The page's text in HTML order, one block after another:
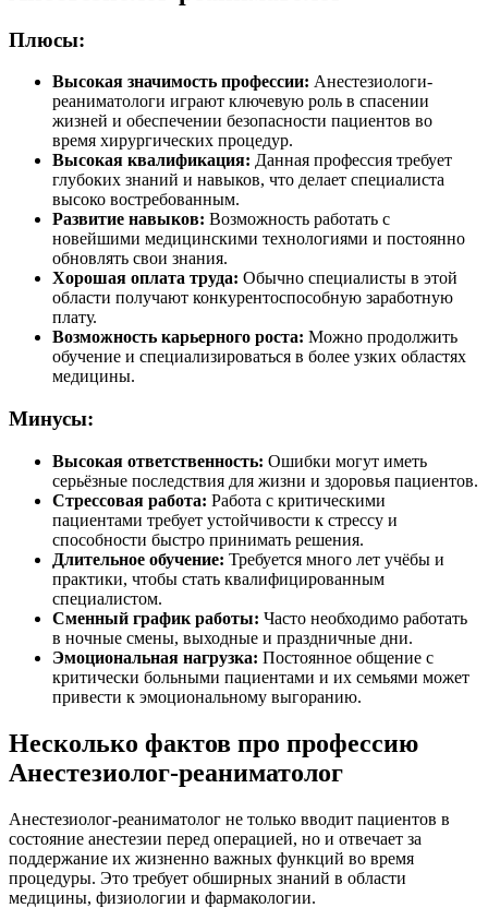
Плюсы:
Высокая значимость профессии: Анестезиологи-
реаниматологи играют ключевую роль в спасении
жизней и обеспечении безопасности пациентов во
время хирургических процедур.
Высокая квалификация: Данная профессия требует
глубоких знаний и навыков, что делает специалиста
высоко востребованным.
Развитие навыков: Возможность работать с
новейшими медицинскими технологиями и постоянно
обновлять свои знания.
Хорошая оплата труда: Обычно специалисты в этой
области получают конкурентоспособную заработную
плату.
Возможность карьерного роста: Можно продолжить
обучение и специализироваться в более узких областях
медицины.
Минусы:
Высокая ответственность: Ошибки могут иметь
серьёзные последствия для жизни и здоровья пациентов.
Стрессовая работа: Работа с критическими
пациентами требует устойчивости к стрессу и
способности быстро принимать решения.
Длительное обучение: Требуется много лет учёбы и
практики, чтобы стать квалифицированным
специалистом.
Сменный график работы: Часто необходимо работать
в ночные смены, выходные и праздничные дни.
Эмоциональная нагрузка: Постоянное общение с
критически больными пациентами и их семьями может
привести к эмоциональному выгоранию.
Несколько фактов про профессию
Анестезиолог-реаниматолог
Анестезиолог-реаниматолог не только вводит пациентов в
состояние анестезии перед операцией, но и отвечает за
поддержание их жизненно важных функций во время
процедуры. Это требует обширных знаний в области
медицины, физиологии и фармакологии.